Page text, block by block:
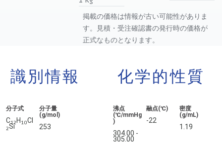
掲載の価格は情報が古い可能性がありま
す。見積・受注確認書の発行時の価格が
正式なものとなります。
識別情報
分子式
C12 H 10Cl
2Si
分子量
(g/mol)
253
化学的性質
沸点
(℃/mmHg
)
304.00 -
305.00
融点(℃)
-22
密度
(g/mL)
1.19